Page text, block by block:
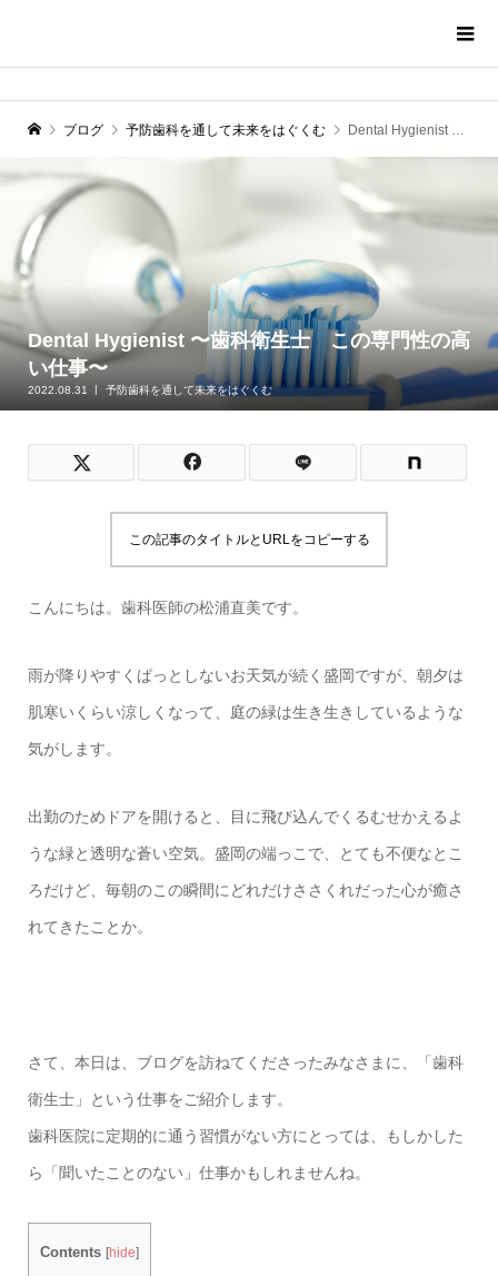
ブログ 予防歯科を通して未来をはぐくむ Dental Hygienist 〜歯科衛生士 この専門性の高い仕事〜
Dental Hygienist 〜歯科衛生士 この専門性の高
い仕事〜
2022.08.31 予防歯科を通して未来をはぐくむ
この記事のタイトルとURLをコピーする
こんにちは。歯科医師の松浦直美です。
雨が降りやすくぱっとしないお天気が続く盛岡ですが、朝夕は
肌寒いくらい涼しくなって、庭の緑は生き生きしているような
気がします。
出勤のためドアを開けると、目に飛び込んでくるむせかえるよ
うな緑と透明な蒼い空気。盛岡の端っこで、とても不便なとこ
ろだけど、毎朝のこの瞬間にどれだけささくれだった心が癒さ
れてきたことか。
さて、本日は、ブログを訪ねてくださったみなさまに、「歯科
衛生士」という仕事をご紹介します。
歯科医院に定期的に通う習慣がない方にとっては、もしかした
ら「聞いたことのない」仕事かもしれませんね。
Contents [hide]